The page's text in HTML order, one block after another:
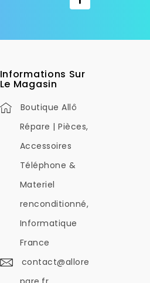
Informations Sur
Le Magasin
Boutique Allô
Répare | Pièces,
Accessoires
Téléphone &
Materiel
renconditionné,
Informatique
France
contact@allore